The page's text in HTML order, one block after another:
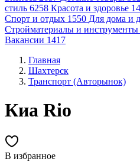
стиль 6258 Красота и здоровье
Спорт и отдых 1550 Для дома и
Стройматериалы и инструменты
Вакансии 1417
Главная
Шахтерск
Транспорт (Авторынок)
Киа Rio
В избранное